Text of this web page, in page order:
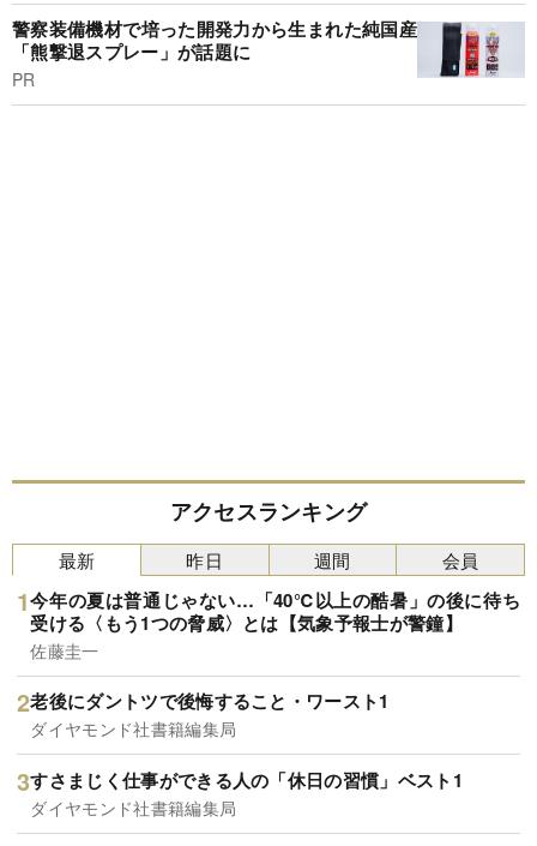
警察装備機材で培った開発力から生まれた純国産
「熊撃退スプレー」が話題に
PR
アクセスランキング
最新
今年の夏は普通じゃない…「40℃以上の酷暑」の後に待ち
受ける〈もう1つの脅威〉とは【気象予報士が警鐘】
佐藤圭一
老後にダントツで後悔すること・ワースト1
ダイヤモンド社書籍編集局
すさまじく仕事ができる人の「休日の習慣」ベスト1
ダイヤモンド社書籍編集局
昨日 週間 会員